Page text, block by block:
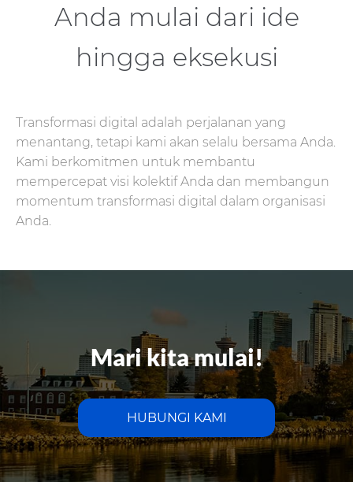
Anda mulai dari ide
hingga eksekusi
Transformasi digital adalah perjalanan yang
menantang, tetapi kami akan selalu bersama Anda.
Kami berkomitmen untuk membantu
mempercepat visi kolektif Anda dan membangun
momentum transformasi digital dalam organisasi
Anda.
Mari kita mulai!
HUBUNGI KAMI